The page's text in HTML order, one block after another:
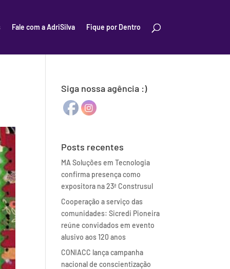
Fale com a AdriSilva Fique por Dentro
Siga nossa agência :)
Posts recentes
MA Soluções em Tecnologia
confirma presença como
expositora na 23ª Construsul
Cooperação a serviço das
comunidades: Sicredi Pioneira
reúne convidados em evento
alusivo aos 120 anos
CONIACC lança campanha
nacional de conscientização